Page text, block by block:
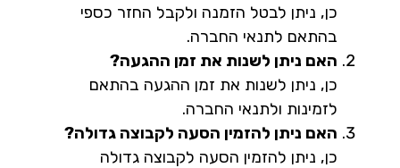
כן, ניתן לבטל הזמנה ולקבל החזר כספי
בהתאם לתנאי החברה.
האם ניתן לשנות את זמן ההגעה?
כן, ניתן לשנות את זמן ההגעה בהתאם
לזמינות ולתנאי החברה.
האם ניתן להזמין הסעה לקבוצה גדולה?
כן, ניתן להזמין הסעה לקבוצה גדולה